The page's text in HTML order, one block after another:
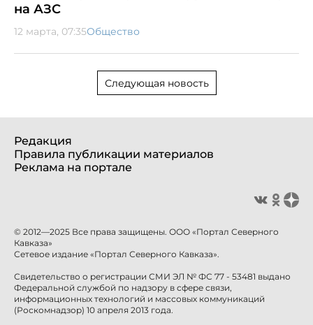
на АЗС
12 марта, 07:35Общество
Следующая новость
Редакция
Правила публикации материалов
Реклама на портале
© 2012—2025 Все права защищены. ООО «Портал Северного
Кавказа»
Сетевое издание «Портал Северного Кавказа».
Свидетельство о регистрации СМИ ЭЛ № ФС 77 - 53481 выдано
Федеральной службой по надзору в сфере связи,
информационных технологий и массовых коммуникаций
(Роскомнадзор) 10 апреля 2013 года.